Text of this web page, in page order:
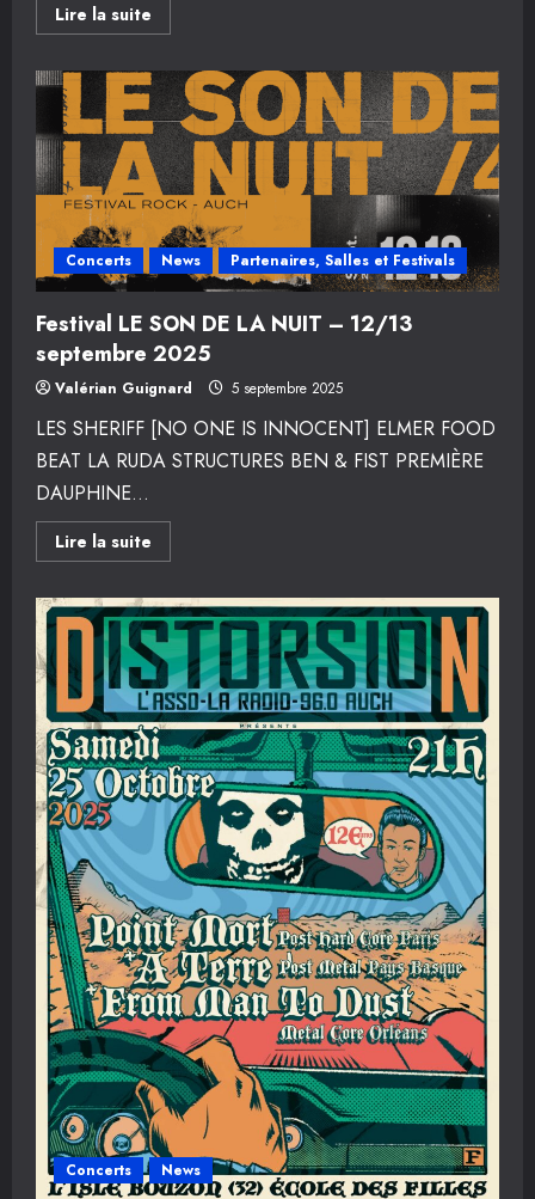
Lire la suite
savoir
Concert
26
septembre
2025
(Cri’Art)
Concerts News Partenaires, Salles et Festivals
Festival LE SON DE LA NUIT – 12/13
septembre 2025
Valérian Guignard 5 septembre 2025
LES SHERIFF [NO ONE IS INNOCENT] ELMER FOOD
BEAT LA RUDA STRUCTURES BEN & FIST PREMIÈRE
DAUPHINE...
Lire la suite
savoir
Festival
LE
SON
DE
LA
NUIT
–
12/13
septembre
2025
Concerts News